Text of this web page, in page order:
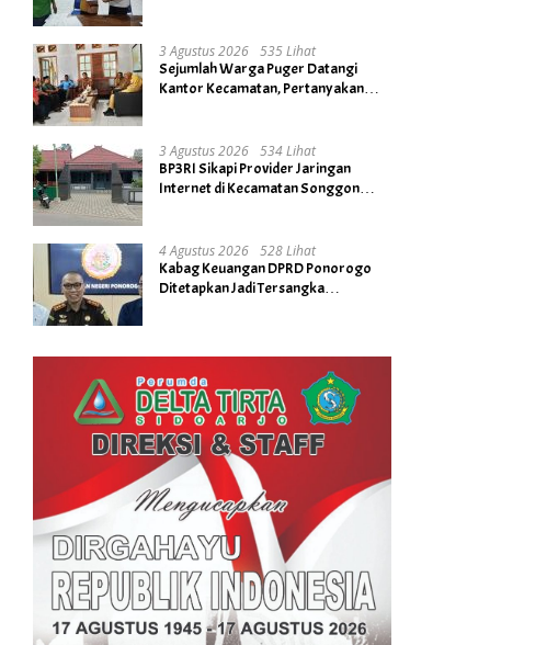
3 Agustus 2026
535 Lihat
Sejumlah Warga Puger Datangi
Kantor Kecamatan, Pertanyakan
3 Agustus 2026
534 Lihat
BP3RI Sikapi Provider Jaringan
Internet di Kecamatan Songgon
4 Agustus 2026
528 Lihat
Kabag Keuangan DPRD Ponorogo
Ditetapkan Jadi Tersangka